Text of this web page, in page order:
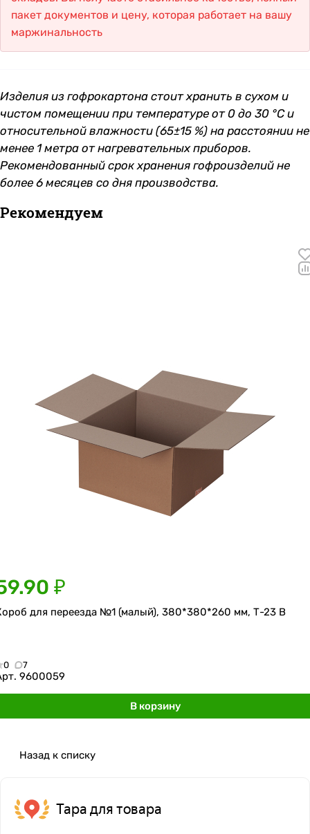
пакет документов и цену, которая работает на вашу
маржинальность
Изделия из гофрокартона стоит хранить в сухом и
чистом помещении при температуре от 0 до 30 °С и
относительной влажности (65±15 %) на расстоянии не
менее 1 метра от нагревательных приборов.
Рекомендованный срок хранения гофроизделий не
более 6 месяцев со дня производства.
Рекомендуем
₽
для переезда №1 (малый), 380*380*260 мм, Т-23 В
0 7
9600059
В корзину
Назад к списку
Тара для товара